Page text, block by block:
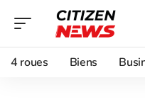
4 roues Biens